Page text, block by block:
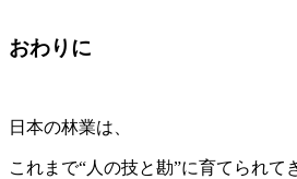
おわりに
日本の林業は、
これまで“人の技と勘”に育てられて